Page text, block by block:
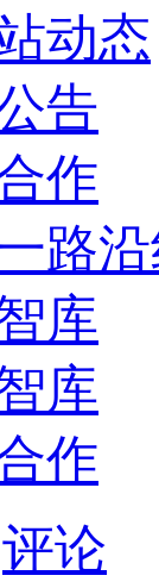
动态
告
作
路
库
库
作
评论